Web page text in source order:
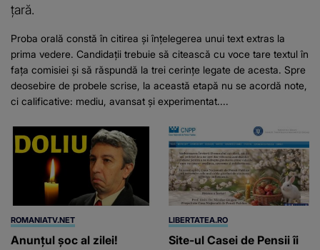
țară.
Proba orală constă în citirea și înțelegerea unui text extras la
prima vedere. Candidații trebuie să citească cu voce tare textul în
fața comisiei și să răspundă la trei cerințe legate de acesta. Spre
deosebire de probele scrise, la această etapă nu se acordă note,
ci calificative: mediu, avansat și experimentat....
ROMANIATV.NET
Anunţul şoc al zilei!
LIBERTATEA.RO
Site-ul Casei de Pensii îi